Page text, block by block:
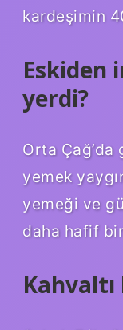
kardeşimin
Eskiden
yerdi?
Orta
yemek
yemeği ve
daha hafif
Kahvaltı